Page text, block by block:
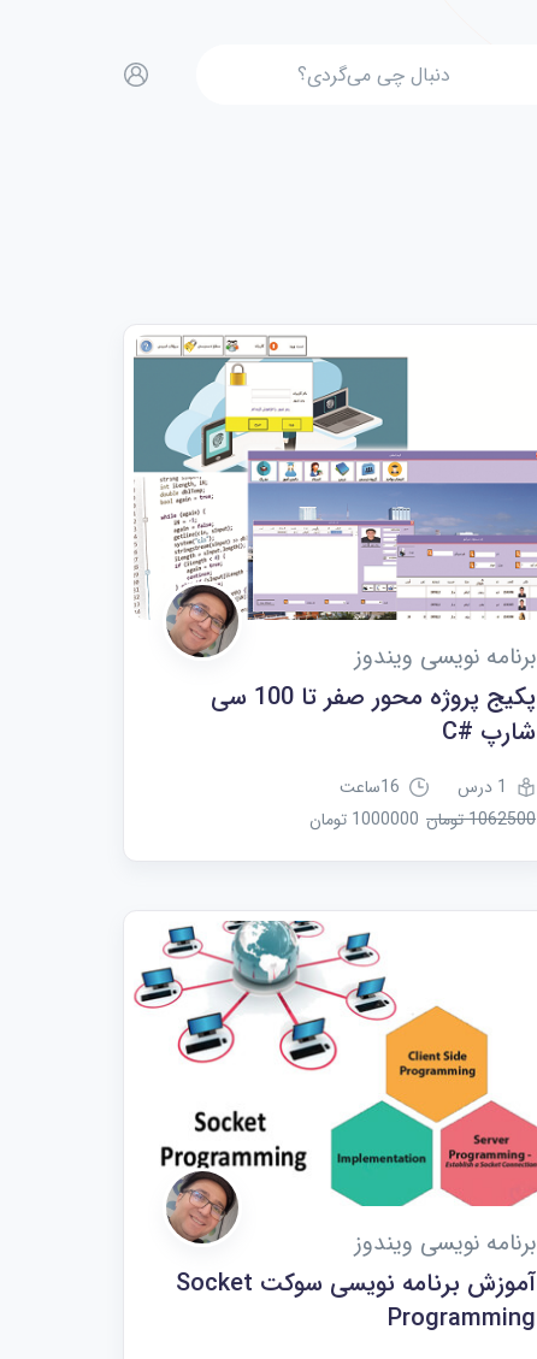
برنامه نویسی ویندوز
پکیج پروژه محور صفر تا 100 سی
شارپ #C
1 درس
16ساعت
1062500 تومان
1000000 تومان
برنامه نویسی ویندوز
آموزش برنامه نویسی سوکت Socket
Programming